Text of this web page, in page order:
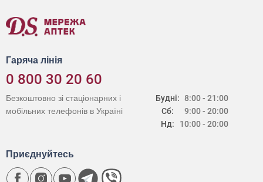
Гаряча лінія
0 800 30 20 60
Будні:
Сб:
Нд:
8:00 - 21:00
9:00 - 20:00
10:00 - 20:00
Безкоштовно зі стаціонарних і
мобільних телефонів в Україні
Приєднуйтесь